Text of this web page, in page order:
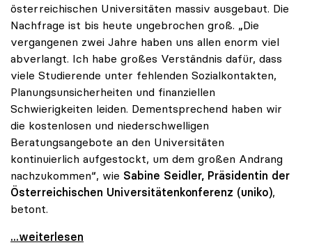
österreichischen Universitäten massiv ausgebaut. Die
Nachfrage ist bis heute ungebrochen groß. „Die
vergangenen zwei Jahre haben uns allen enorm viel
abverlangt. Ich habe großes Verständnis dafür, dass
viele Studierende unter fehlenden Sozialkontakten,
Planungsunsicherheiten und finanziellen
Schwierigkeiten leiden. Dementsprechend haben wir
die kostenlosen und niederschwelligen
Beratungsangebote an den Universitäten
kontinuierlich aufgestockt, um dem großen Andrang
nachzukommen“, wie Sabine Seidler, Präsidentin der
Österreichischen Universitätenkonferenz (uniko),
betont.
Große Nachfrage: Psychologische Beratungen an Unis
...weiterlesen